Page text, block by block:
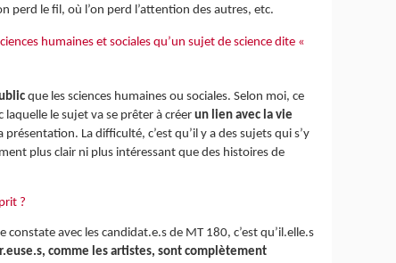
perd le fil, où l’on perd l’attention des autres, etc.
humaines et sociales qu’un sujet de science dite «
que les sciences humaines ou sociales. Selon moi, ce
laquelle le sujet va se prêter à créerun lien avec la vie
présentation. La difficulté, c’est qu’il y a des sujets qui s’y
plus clair ni plus intéressant que des histoires de
?
constate avec les candidat.e.s de MT 180, c’est qu’il.elle.s
comme les artistes, sont complètement